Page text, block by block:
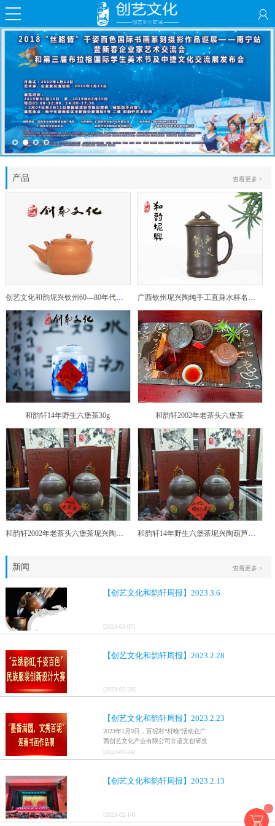
产品 查看更多 >
创艺文化和韵坭兴钦州60—80年代坭兴陶老壶——玉奎壶 广西钦州坭兴陶纯手工直身水杯名家陶瓷大师紫砂建水紫陶
和韵轩14年野生六堡茶30g 和韵轩2002年老茶头六堡茶
和韵轩2002年老茶头六堡茶坭兴陶葫芦茶罐 和韵轩14年野生六堡茶坭兴陶葫芦茶罐
新闻
【创艺文化和韵轩周报】2023.3.6
[2023-03-07]
【创艺文化和韵轩周报】2023.2.28
[2023-02-28]
【创艺文化和韵轩周报】2023.2.23
2023年1月9日，百坭村“村晚”活动在广
西创艺文化产业有限公司非遗文创研发
基地、百色市乐业县百坭壮族织布技艺
传承创意基地正式开启，活动紧扣“启航
村特色设计舞美，突出乡村文艺新体
[2023-02-24]
【创艺文化和韵轩周报】2023.2.13
[2023-02-14]
查看更多 >